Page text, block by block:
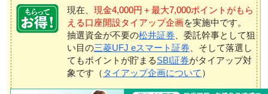
現在、 現金4,000円＋最大7,000ポイントがもら
える口座開設タイアップ企画を実施中です。
抽選資金が不要の松井証券 、委託幹事として狙
い目の三菱UFJ eスマート証券 、そして落選し
てもポイントが貯まるSBI証券がタイアップ対
象です（ タイアップ企画について ）